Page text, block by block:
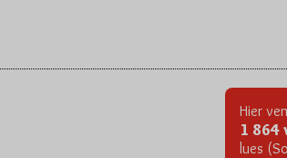
Hier
1 864
lues